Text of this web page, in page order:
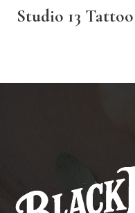
Studio 13